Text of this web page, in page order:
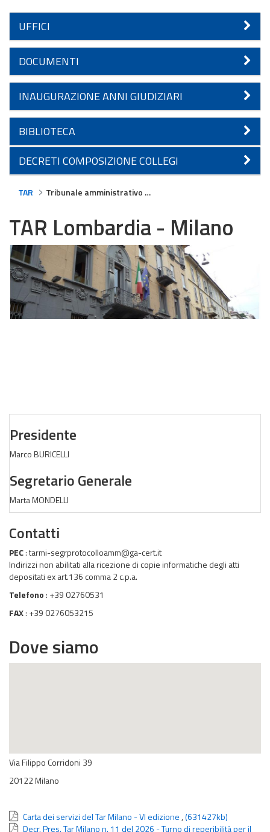
UFFICI
DOCUMENTI
INAUGURAZIONE ANNI GIUDIZIARI
BIBLIOTECA
DECRETI COMPOSIZIONE COLLEGI
TAR Tribunale amministrativo regionale per la Lombardia - Milano
TAR Lombardia - Milano
Presidente
Marco BURICELLI
Segretario Generale
Marta MONDELLI
Contatti
PEC: tarmi-segrprotocolloamm@ga-cert.it
Indirizzi non abilitati alla ricezione di copie informatiche degli atti
depositati ex art.136 comma 2 c.p.a.
Telefono: +39 02760531
FAX: +39 0276053215
Dove siamo
Via Filippo Corridoni 39
20122 Milano
Carta dei servizi del Tar Milano - VI edizione ,(631427kb)
Decr. Pres. Tar Milano n. 11 del 2026 - Turno di reperibilità per il